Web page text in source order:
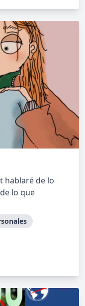
hablaré de lo
lo que